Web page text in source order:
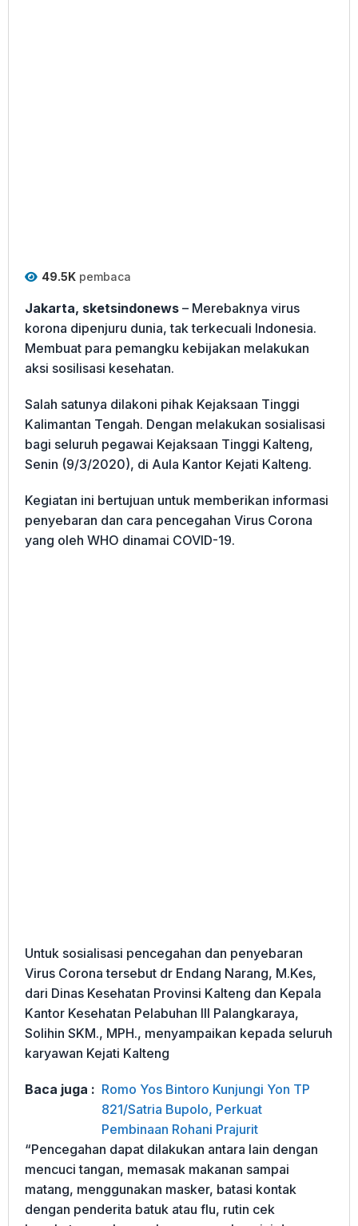
49.5K pembaca
Jakarta, sketsindonews – Merebaknya virus
korona dipenjuru dunia, tak terkecuali Indonesia.
Membuat para pemangku kebijakan melakukan
aksi sosilisasi kesehatan.
Salah satunya dilakoni pihak Kejaksaan Tinggi
Kalimantan Tengah. Dengan melakukan sosialisasi
bagi seluruh pegawai Kejaksaan Tinggi Kalteng,
Senin (9/3/2020), di Aula Kantor Kejati Kalteng.
Kegiatan ini bertujuan untuk memberikan informasi
penyebaran dan cara pencegahan Virus Corona
yang oleh WHO dinamai COVID-19.
Untuk sosialisasi pencegahan dan penyebaran
Virus Corona tersebut dr Endang Narang, M.Kes,
dari Dinas Kesehatan Provinsi Kalteng dan Kepala
Kantor Kesehatan Pelabuhan III Palangkaraya,
Solihin SKM., MPH., menyampaikan kepada seluruh
karyawan Kejati Kalteng
Baca juga : Romo Yos Bintoro Kunjungi Yon TP
821/Satria Bupolo, Perkuat
Pembinaan Rohani Prajurit
“Pencegahan dapat dilakukan antara lain dengan
mencuci tangan, memasak makanan sampai
matang, menggunakan masker, batasi kontak
dengan penderita batuk atau flu, rutin cek